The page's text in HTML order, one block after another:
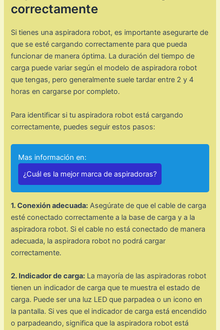
correctamente
Si tienes una aspiradora robot, es importante asegurarte de
que se esté cargando correctamente para que pueda
funcionar de manera óptima. La duración del tiempo de
carga puede variar según el modelo de aspiradora robot
que tengas, pero generalmente suele tardar entre 2 y 4
horas en cargarse por completo.
Para identificar si tu aspiradora robot está cargando
correctamente, puedes seguir estos pasos:
Mas información en:
¿Cuál es la mejor marca de aspiradoras?
1. Conexión adecuada: Asegúrate de que el cable de carga
esté conectado correctamente a la base de carga y a la
aspiradora robot. Si el cable no está conectado de manera
adecuada, la aspiradora robot no podrá cargar
correctamente.
2. Indicador de carga: La mayoría de las aspiradoras robot
tienen un indicador de carga que te muestra el estado de
carga. Puede ser una luz LED que parpadea o un icono en
la pantalla. Si ves que el indicador de carga está encendido
o parpadeando, significa que la aspiradora robot está